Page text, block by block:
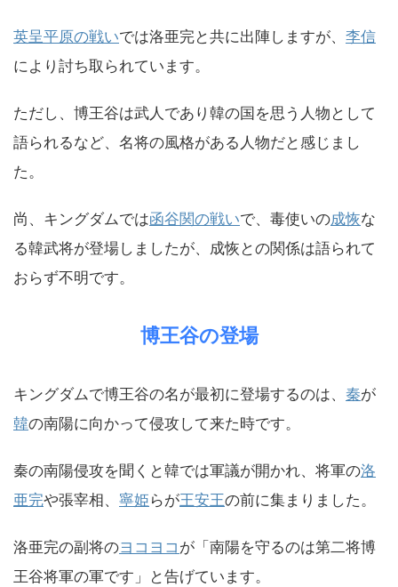
英呈平原の戦いでは洛亜完と共に出陣しますが、 李信
により討ち取られています。
ただし、博王谷は武人であり韓の国を思う人物として
語られるなど、名将の風格がある人物だと感じまし
た。
尚、キングダムでは函谷関の戦いで、毒使いの成恢な
る韓武将が登場しましたが、成恢との関係は語られて
おらず不明です。
博王谷の登場
キングダムで博王谷の名が最初に登場するのは、 秦が
韓の南陽に向かって侵攻して来た時です。
秦の南陽侵攻を聞くと韓では軍議が開かれ、将軍の洛
亜完や張宰相、 寧姫 らが王安王の前に集まりました。
洛亜完の副将のヨコヨコ が「南陽を守るのは第二将博
王谷将軍の軍です」と告げています。